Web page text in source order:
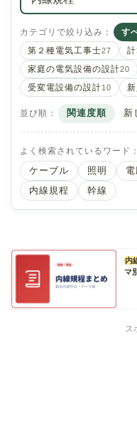
カテゴリで絞り込み： す
第２種電気工事士27
家庭の電気設備の設計20
受変電設備の設計10
並び順： 関連度順 新
よく検索されているワード：
ケーブル
照明 電
内線規程
幹線
内
マ
ス